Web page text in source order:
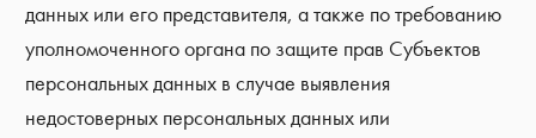
данных или его представителя, а также по требованию
уполномоченного органа по защите прав Субъектов
персональных данных в случае выявления
недостоверных персональных данных или